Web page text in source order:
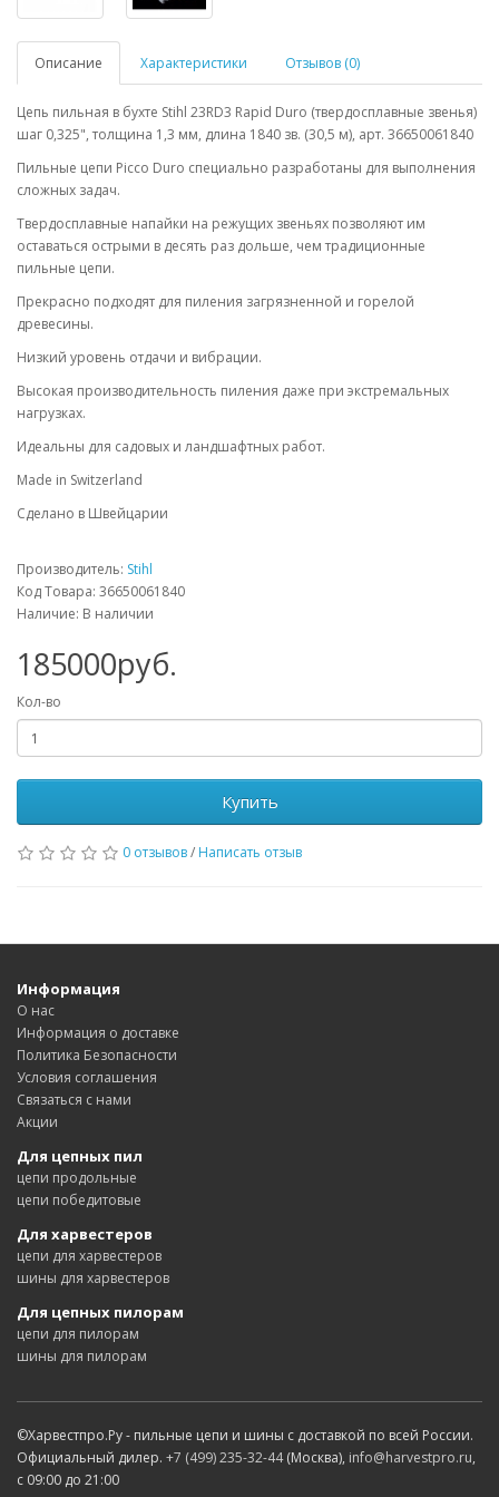
Описание Характеристики Отзывов (0)
Цепь пильная в бухте Stihl 23RD3 Rapid Duro (твердосплавные звенья)
шаг 0,325", толщина 1,3 мм, длина 1840 зв. (30,5 м), арт. 36650061840
Пильные цепи Picco Duro специально разработаны для выполнения
сложных задач.
Твердосплавные напайки на режущих звеньях позволяют им
оставаться острыми в десять раз дольше, чем традиционные
пильные цепи.
Прекрасно подходят для пиления загрязненной и горелой
древесины.
Низкий уровень отдачи и вибрации.
Высокая производительность пиления даже при экстремальных
нагрузках.
Идеальны для садовых и ландшафтных работ.
Made in Switzerland
Сделано в Швейцарии
Производитель: Stihl
Код Товара: 36650061840
Наличие: В наличии
185000руб.
Кол-во
Купить
0 отзывов/ Написать отзыв
Информация
О нас
Информация о доставке
Политика Безопасности
Условия соглашения
Связаться с нами
Акции
Для цепных пил
цепи продольные
цепи победитовые
Для харвестеров
цепи для харвестеров
шины для харвестеров
Для цепных пилорам
цепи для пилорам
шины для пилорам
©Харвестпро.Ру - пильные цепи и шины с доставкой по всей России.
Официальный дилер. +7 (499) 235-32-44(Москва), info@harvestpro.ru,
с 09:00 до 21:00